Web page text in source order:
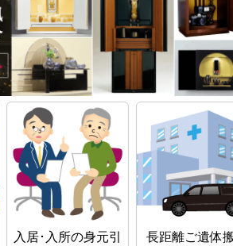
入居･入所の身元引
長距離ご遺体